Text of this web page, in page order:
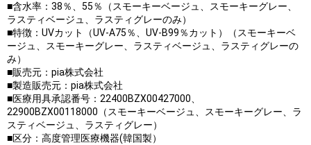
■含水率：38％、55％（スモーキーベージュ、スモーキーグレー、
ラスティベージュ、ラスティグレーのみ）
■特徴：UVカット（UV-A75％、UV-B99％カット）（スモーキーベ
ージュ、スモーキーグレー、ラスティベージュ、ラスティグレーの
み）
■販売元：pia株式会社
■製造販売元：pia株式会社
■医療用具承認番号：22400BZX00427000、
22900BZX00118000（スモーキーベージュ、スモーキーグレー、ラ
スティベージュ、ラスティグレー）
■区分：高度管理医療機器(韓国製）